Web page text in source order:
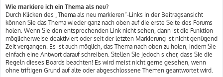
Wie markiere ich ein Thema als neu?
Durch Klicken des „Thema als neu markieren“-Links in der Beitragsansicht
können Sie das Thema wieder ganz nach oben auf die erste Seite des Forums
holen. Wenn Sie den entsprechenden Link nicht sehen, dann ist die Funktion
möglicherweise deaktiviert oder seit der letzten Markierung ist nicht genügend
Zeit vergangen. Es ist auch möglich, das Thema nach oben zu holen, indem Sie
einfach eine Antwort darauf schreiben. Stellen Sie jedoch sicher, dass Sie die
Regeln dieses Boards beachten! Es wird meist nicht gerne gesehen, wenn
ohne triftigen Grund auf alte oder abgeschlossene Themen geantwortet wird.